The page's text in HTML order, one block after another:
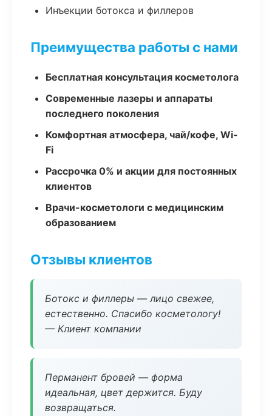
Инъекции ботокса и филлеров
Преимущества работы с нами
Бесплатная консультация косметолога
Современные лазеры и аппараты
последнего поколения
Комфортная атмосфера, чай/кофе, Wi-
Fi
Рассрочка 0% и акции для постоянных
клиентов
Врачи-косметологи с медицинским
образованием
Отзывы клиентов
Ботокс и филлеры — лицо свежее,
естественно. Спасибо косметологу!
— Клиент компании
Перманент бровей — форма
идеальная, цвет держится. Буду
возвращаться.